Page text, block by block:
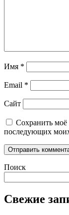
Имя *
Email *
Сайт
Сохранить моё
последующих
Поиск
Свежие